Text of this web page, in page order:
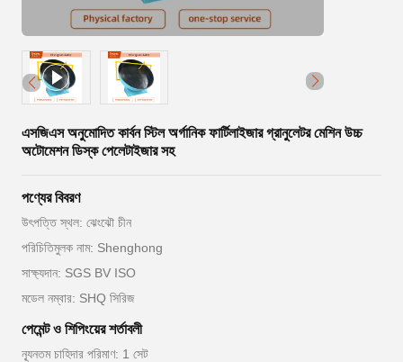
এসজিএস অনুমোদিত কার্বন স্টিল অর্গানিক ফার্টিলাইজার গ্রানুলেটর মেশিন উচ্চ
অটোমেশন ডিস্ক পেলেটাইজার সহ
পণ্যের বিবরণ
উৎপত্তি স্থল: ঝেংঝৌ চীন
পরিচিতিমুলক নাম: Shenghong
সাক্ষ্যদান: SGS BV ISO
মডেল নম্বার: SHQ সিরিজ
পেমেন্ট ও শিপিংয়ের শর্তাবলী
ন্যূনতম চাহিদার পরিমাণ: 1 সেট